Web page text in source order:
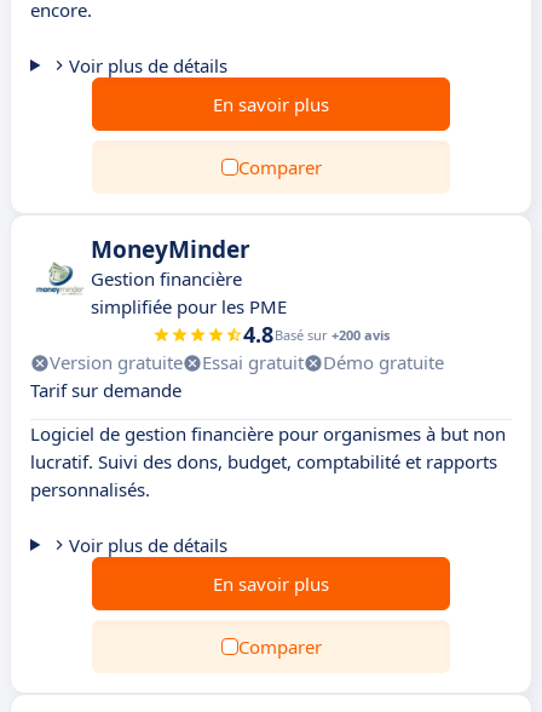
encore.
Voir plus de détails
En savoir plus
Comparer
MoneyMinder
Gestion financière
simplifiée pour les PME
4.8Basé sur +200 avis
Version gratuite Essai gratuit
Démo gratuite
Tarif sur demande
Logiciel de gestion financière pour organismes à but non
lucratif. Suivi des dons, budget, comptabilité et rapports
personnalisés.
Voir plus de détails
En savoir plus
Comparer